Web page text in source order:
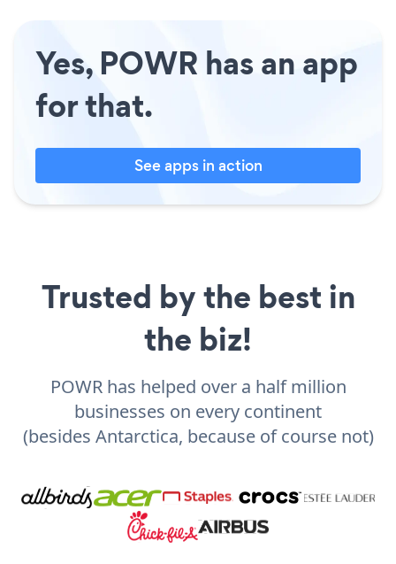
Yes, POWR has an app
for that.
See apps in action
Trusted by the best in
the biz!
POWR has helped over a half million
businesses on every continent
(besides Antarctica, because of course not)